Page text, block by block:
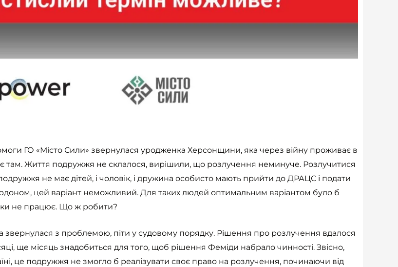
ГО «Місто Сили» звернулася уродженка Херсонщини, яка через війну проживає в
там. Життя подружжя не склалося, вирішили, що розлучення неминуче. Розлучитися
не має дітей, і чоловік, і дружина особисто мають прийти до ДРАЦС і подати
цей варіант неможливий. Для таких людей оптимальним варіантом було б
не працює. Що ж робити?
з проблемою, піти у судовому порядку. Рішення про розлучення вдалося
ще місяць знадобиться для того, щоб рішення Феміди набрало чинності. Звісно,
це подружжя не змогло б реалізувати своє право на розлучення, починаючи від